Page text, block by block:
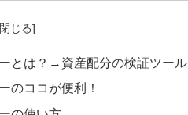
とは？→資産配分の検証ツール
のココが便利！